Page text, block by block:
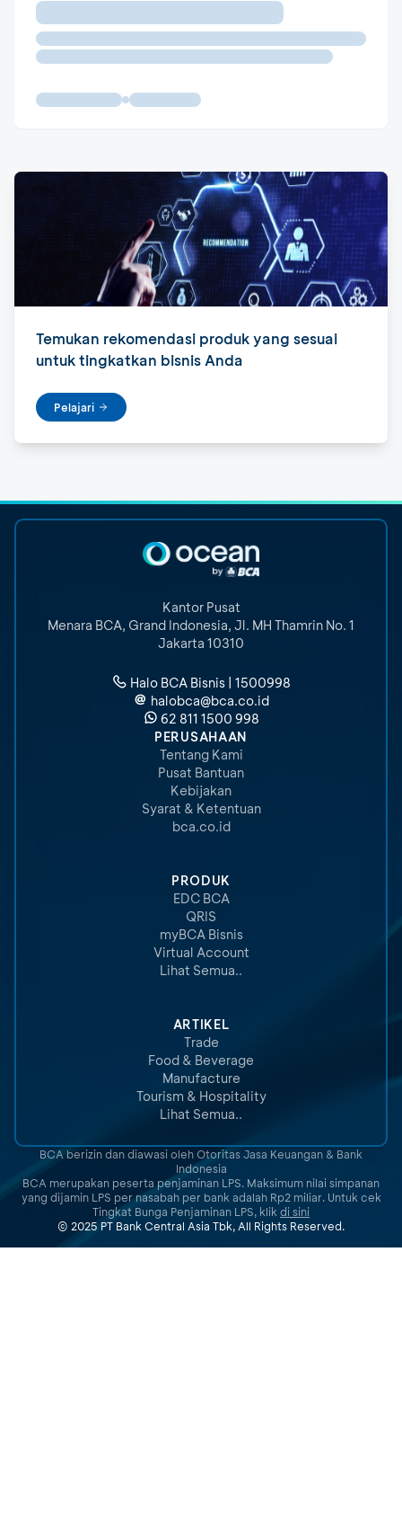
Temukan rekomendasi produk yang sesuai
untuk tingkatkan bisnis Anda
Pelajari
Kantor Pusat
Menara BCA, Grand Indonesia, Jl. MH Thamrin No. 1
Jakarta 10310
Halo BCA Bisnis | 1500998
halobca@bca.co.id
62 811 1500 998
PERUSAHAAN
Tentang Kami
Pusat Bantuan
Kebijakan
Syarat & Ketentuan
bca.co.id
PRODUK
EDC BCA
QRIS
myBCA Bisnis
Virtual Account
Lihat Semua..
ARTIKEL
Trade
Food & Beverage
Manufacture
Tourism & Hospitality
Lihat Semua..
BCA berizin dan diawasi oleh Otoritas Jasa Keuangan & Bank
Indonesia
BCA merupakan peserta penjaminan LPS. Maksimum nilai simpanan
yang dijamin LPS per nasabah per bank adalah Rp2 miliar. Untuk cek
Tingkat Bunga Penjaminan LPS, klik di sini
© 2025 PT Bank Central Asia Tbk, All Rights Reserved.